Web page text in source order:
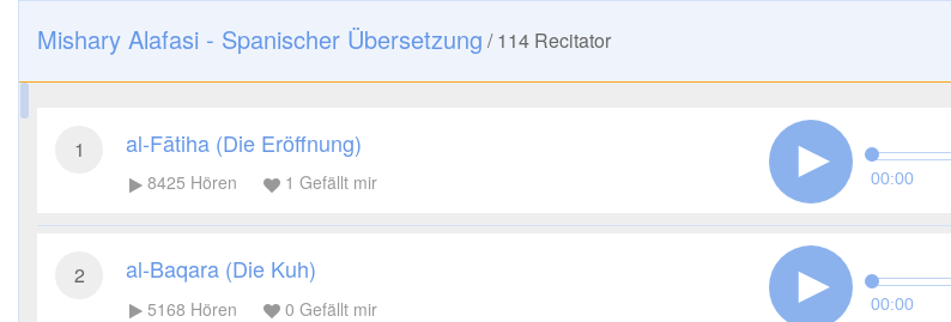
Mishary Alafasi - Spanischer Übersetzung /114 Recitator
1 al-Fātiha (Die Eröffnung)
8425 Hören 1 Gefällt mir 00:00
2 al-Baqara (Die Kuh)
5168 Hören 0 Gefällt mir 00:00